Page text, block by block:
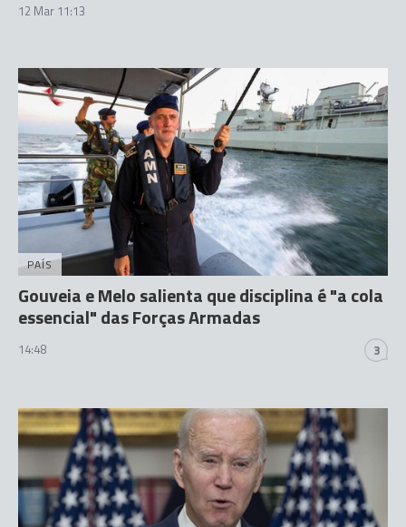
12 Mar 11:13
PAÍS
Gouveia e Melo salienta que disciplina é "a cola
essencial" das Forças Armadas
14:48 3